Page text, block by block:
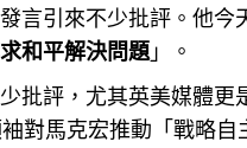
言引來不少批評。他今
和平解決問題 」。
批評，尤其英美媒體
對馬克宏推動「戰略